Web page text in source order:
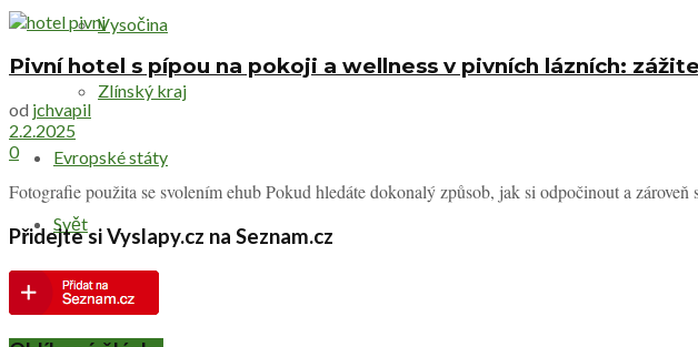
Vysočina
Zlínský kraj
Evropské státy
Svět
Druhy výletů
Pivní hotel s pípou na pokoji a wellness v pivních lázních:
od jchvapil
2.2.2025
0
Fotografie použita se svolením ehub Pokud hledáte dokonalý způsob, jak si odpočinout a
Přidejte si Vyslapy.cz na Seznam.cz